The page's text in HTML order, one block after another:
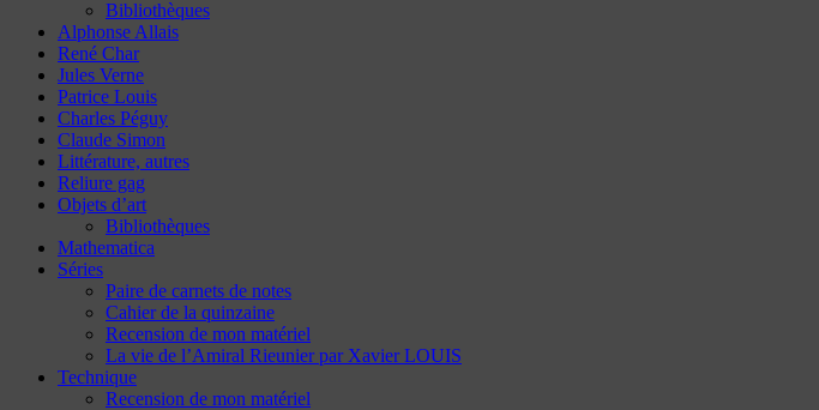
Bibliothèques
Alphonse Allais
René Char
Jules Verne
Patrice Louis
Charles Péguy
Claude Simon
Littérature, autres
Reliure gag
Objets d’art
Bibliothèques
Mathematica
Séries
Paire de carnets de notes
Cahier de la quinzaine
Recension de mon matériel
La vie de l’Amiral Rieunier par Xavier LOUIS
Technique
Recension de mon matériel